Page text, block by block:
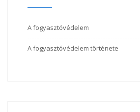
A fogyasztóvédelem
A fogyasztóvédelem története